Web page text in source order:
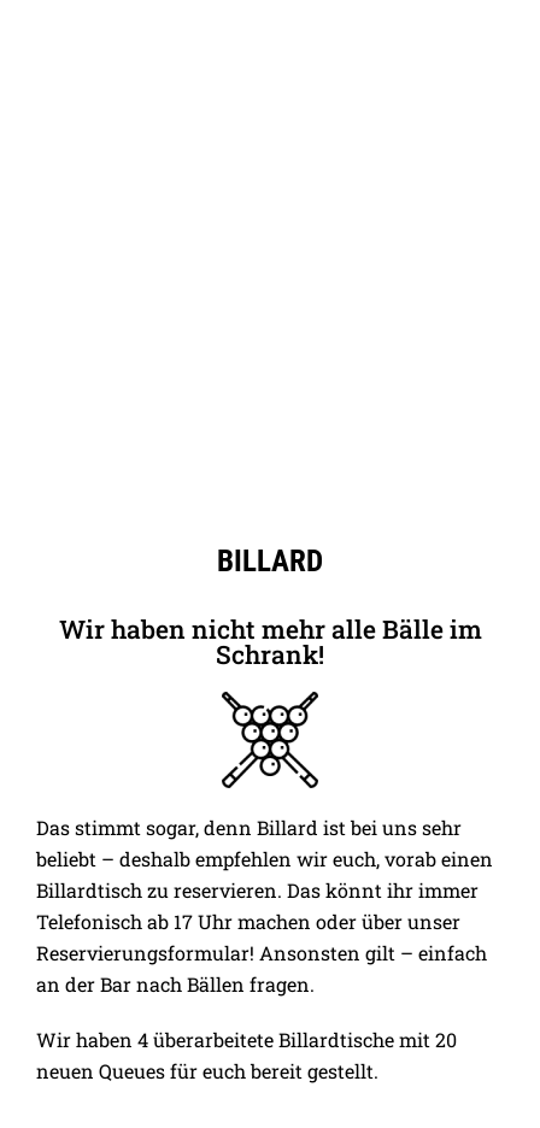
BILLARD
Wir haben nicht mehr alle Bälle im
Schrank!
Das stimmt sogar, denn Billard ist bei uns sehr
beliebt – deshalb empfehlen wir euch, vorab einen
Billardtisch zu reservieren. Das könnt ihr immer
Telefonisch ab 17 Uhr machen oder über unser
Reservierungsformular! Ansonsten gilt – einfach
an der Bar nach Bällen fragen.
Wir haben 4 überarbeitete Billardtische mit 20
neuen Queues für euch bereit gestellt.